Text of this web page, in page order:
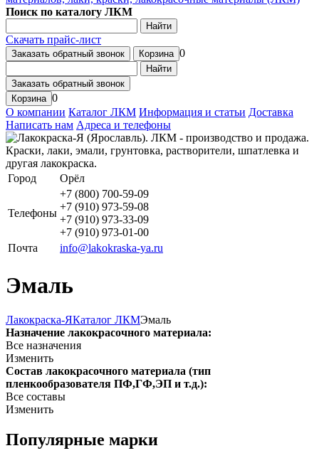
Поиск по каталогу ЛКМ
Найти
Скачать прайс-лист
Заказать обратный звонок Корзина 0
Найти
Заказать обратный звонок
Корзина 0
О компании Каталог ЛКМ Информация и статьи Доставка
Написать нам Адреса и телефоны
Город Орёл
Телефоны
+7 (800) 700-59-09
+7 (910) 973-59-08
+7 (910) 973-33-09
+7 (910) 973-01-00
Почта
info@lakokraska-ya.ru
Эмаль
Лакокраска-ЯКаталог ЛКМЭмаль
Назначение лакокрасочного материала:
Все назначения
Изменить
Состав лакокрасочного материала (тип
пленкообразователя ПФ,ГФ,ЭП и т.д.):
Все составы
Изменить
Популярные марки